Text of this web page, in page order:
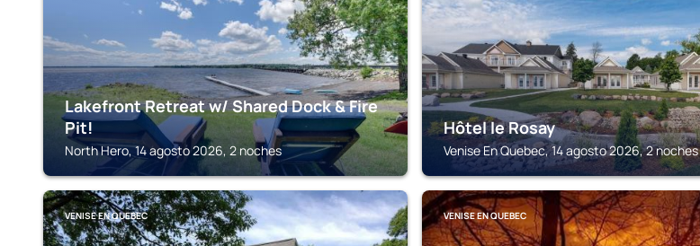
Lakefront Retreat w/ Shared Dock & Fire
Pit!
North Hero, 14 agosto 2026, 2 noches
Hôtel le Rosay
Venise En Quebec, 14 agosto 2026, 2 noches
VENISE EN QUEBEC VENISE EN QUEBEC